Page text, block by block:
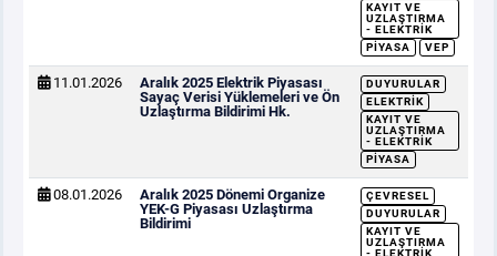
KAYIT VE
UZLAŞTIRMA
- ELEKTRIK
PIYASA
VEP
11.01.2026
Aralık 2025 Elektrik Piyasası
Sayaç Verisi Yüklemeleri ve Ön
Uzlaştırma Bildirimi Hk.
DUYURULAR
ELEKTRIK
KAYIT VE
UZLAŞTIRMA
- ELEKTRIK
PIYASA
08.01.2026
Aralık 2025 Dönemi Organize
YEK-G Piyasası Uzlaştırma
Bildirimi
ÇEVRESEL
DUYURULAR
KAYIT VE
UZLAŞTIRMA
- ELEKTRIK